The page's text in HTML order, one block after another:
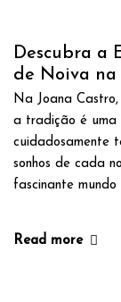
Descubra a
de Noiva na
Na Joana
a tradição é uma
cuidadosamente
sonhos de cada
fascinante
Read more